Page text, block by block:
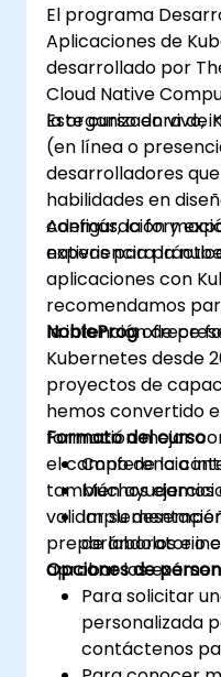
El programa
Aplicaciones de
desarrollado por
Cloud Native
la organizadora de
Este curso en vivo,
(en línea o
desarrolladores
habilidades en
configuración y
nativas para la
Además, la
experiencia
aplicaciones con
recomendamos
la intención de
NobleProgofrece
Kubernetes desde
proyectos de
hemos convertido
formación mejor
el campo de la
también ayudamos
validar su
preparándolos e
aprobar los
Formato del curso
Conferencia
Muchos
de laboratorio
Opciones de
Para solicitar
personalizada
contáctenos